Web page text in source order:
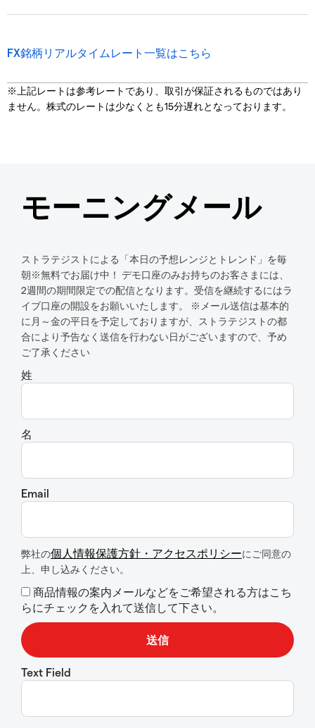
FX銘柄リアルタイムレート一覧はこちら
※上記レートは参考レートであり、取引が保証されるものではあり
ません。株式のレートは少なくとも15分遅れとなっております。
モーニングメール
ストラテジストによる「本日の予想レンジとトレンド」を毎
朝※無料でお届け中！ デモ口座のみお持ちのお客さまには、
2週間の期間限定での配信となります。受信を継続するにはラ
イブ口座の開設をお願いいたします。 ※メール送信は基本的
に月～金の平日を予定しておりますが、ストラテジストの都
合により予告なく送信を行わない日がございますので、予め
ご了承ください
姓
名
Email
弊社の個人情報保護方針・アクセスポリシーにご同意の
上、申し込みください。
商品情報の案内メールなどをご希望される方はこち
らにチェックを入れて送信して下さい。
Text Field